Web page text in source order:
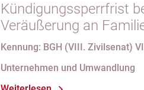
Kündigungssperrfrist
Veräußerung an
Kennung: BGH (VIII. Zivilsenat)
Unternehmen und Umwandlung